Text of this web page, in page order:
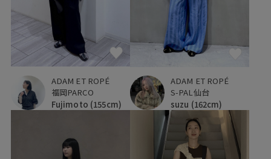
ADAM ET ROPÉ
福岡PARCO
Fujimoto (155cm)
ADAM ET ROPÉ
S-PAL仙台
suzu (162cm)